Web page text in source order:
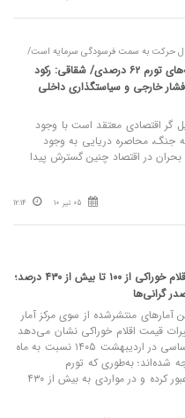
حال حرکت به سمت فرسودگی سرمایه است/
بررسی ریشه‌های تورم ۶۲ درصدی/ شقاقی: رکود
خارجی و سیاستگذاری داخلی
گر اقتصادی معتقد است با وجود
جنگ، محاصره دریایی به وجود
در اقتصاد چنین گسترش پیدا
05 تیر 10 12:14
تورم برخی اقلام خوراکی از ۱۰۰ تا بیش از ۴۳۰ درصد؛
گرانی‌ها
آمارهای منتشرشده از سوی مرکز آمار
قیمت اقلام خوراکی نشان می‌دهد
برخی کالاهای اساسی در اردیبهشت ۱۴۰۵ نسبت به ماه
شده‌اند؛ به‌طوری که تورم
نقطه‌به‌نقطه تعدادی از اقلام از مرز ۱۰۰ درصد عبور کرده و در مواردی به بیش از ۴۳۰